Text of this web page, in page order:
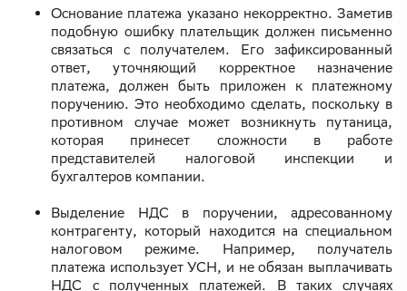
Основание платежа указано некорректно. Заметив
подобную ошибку плательщик должен письменно
связаться с получателем. Его зафиксированный
ответ, уточняющий корректное назначение
платежа, должен быть приложен к платежному
поручению. Это необходимо сделать, поскольку в
противном случае может возникнуть путаница,
которая принесет сложности в работе
представителей налоговой инспекции и
бухгалтеров компании.
Выделение НДС в поручении, адресованному
контрагенту, который находится на специальном
налоговом режиме. Например, получатель
платежа использует УСН, и не обязан выплачивать
НДС с полученных платежей. В таких случаях